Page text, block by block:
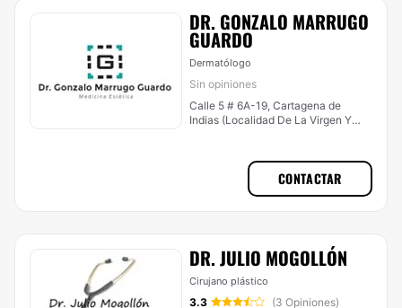
DR. GONZALO MARRUGO
GUARDO
Dermatólogo
Sin opiniones
Calle 5 # 6A-19, Cartagena de
Indias (Localidad De La Virgen Y
CONTACTAR
DR. JULIO MOGOLLÓN
Cirujano plástico
3.3 (3 Opiniones)